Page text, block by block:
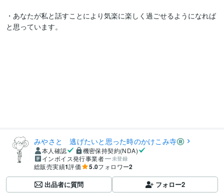
・あなたが私と話すことにより気楽に楽しく過ごせるようになれば
と思っています。
みやさと 逃げたいと思った時のかけこみ寺
本人確認
機密保持契約(NDA)
インボイス発行事業者
未登録
総販売実績1評価 5.0フォロワー2
出品者に質問 フォロー2